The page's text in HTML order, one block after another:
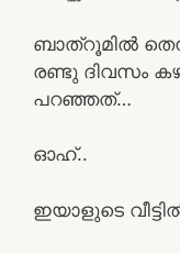
ബാത്‌റൂമിൽ
രണ്ടു ദിവസം
പറഞ്ഞത്…
ഓഹ്..
ഇയാളുടെ